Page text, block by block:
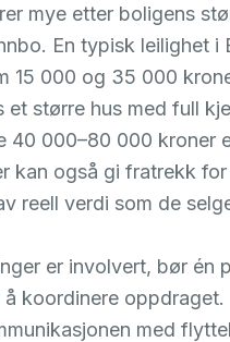
mye etter boligens
En typisk leilighet i
15 000 og 35 000
et større hus med full
40 000–80 000 kroner
kan også gi fratrekk for
reell verdi som de
er involvert, bør én
koordinere oppdraget.
med